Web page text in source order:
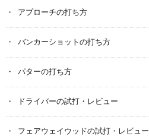
アプローチの打ち方
バンカーショットの打ち方
パターの打ち方
ドライバーの試打・レビュー
フェアウェイウッドの試打・レビュー